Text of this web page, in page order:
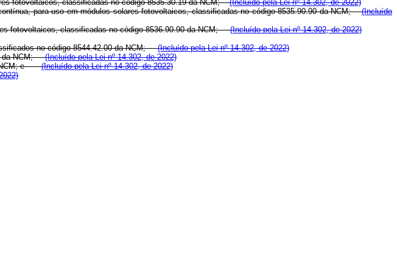
fotovoltaicos, classificadas no código 8535.30.19 da NCM;(Incluído pela Lei nº 14.302, de 2022)
para uso em módulos solares fotovoltaicos, classificadas no código 8535.90.90 da NCM;(Incluído
fotovoltaicos, classificadas no código 8536.90.90 da NCM;(Incluído pela Lei nº 14.302, de 2022)
no código 8544.42.00 da NCM;(Incluído pela Lei nº 14.302, de 2022)
da NCM;(Incluído pela Lei nº 14.302, de 2022)
NCM; e(Incluído pela Lei nº 14.302, de 2022)